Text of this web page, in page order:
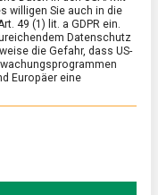
Harte
Walnüsse
kann man
willigen Sie auch in die
49 (1) lit. a GDPR ein.
Datenschutz
die Gefahr, dass US-
Europäer eine
für die eine